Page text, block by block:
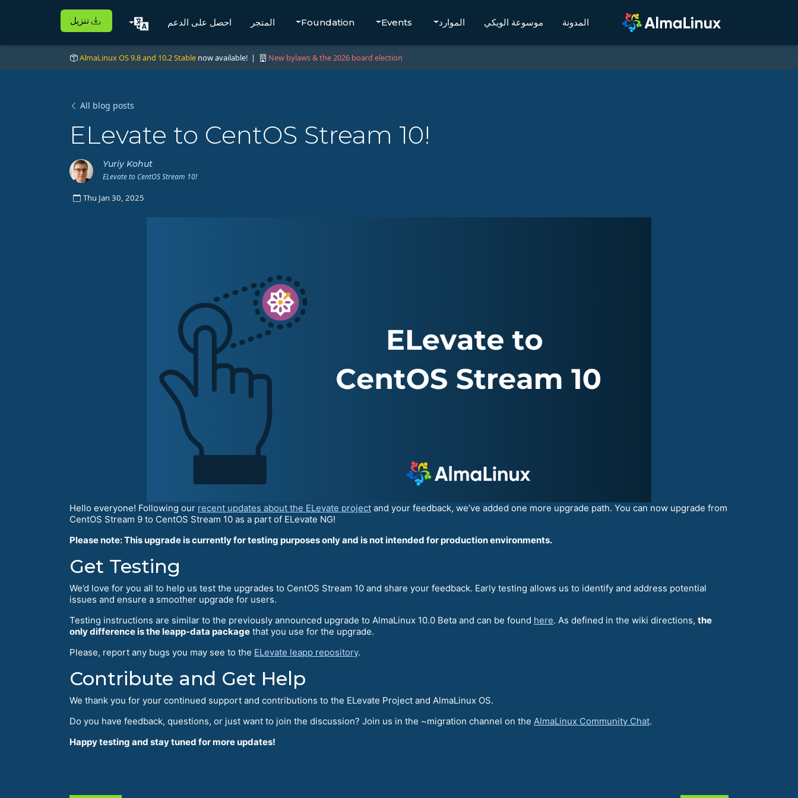
المدونة موسوعة الويكي الموارد Events
Foundation المتجر احصل على الدعم تنزيل
AlmaLinux OS 9.8 and 10.2 Stable now available! | New bylaws & the 2026 board election
All blog posts
ELevate to CentOS Stream 10!
Yuriy Kohut
ELevate to CentOS Stream 10!
Thu Jan 30, 2025
Hello everyone! Following our recent updates about the ELevate project and your feedback, we’ve added one more upgrade path. You can now upgrade from
CentOS Stream 9 to CentOS Stream 10 as a part of ELevate NG!
Please note: This upgrade is currently for testing purposes only and is not intended for production environments.
Get Testing
We’d love for you all to help us test the upgrades to CentOS Stream 10 and share your feedback. Early testing allows us to identify and address potential
issues and ensure a smoother upgrade for users.
Testing instructions are similar to the previously announced upgrade to AlmaLinux 10.0 Beta and can be found here. As defined in the wiki directions, the
only difference is the leapp-data package that you use for the upgrade.
Please, report any bugs you may see to the ELevate leapp repository.
Contribute and Get Help
We thank you for your continued support and contributions to the ELevate Project and AlmaLinux OS.
Do you have feedback, questions, or just want to join the discussion? Join us in the ~migration channel on the AlmaLinux Community Chat.
Happy testing and stay tuned for more updates!